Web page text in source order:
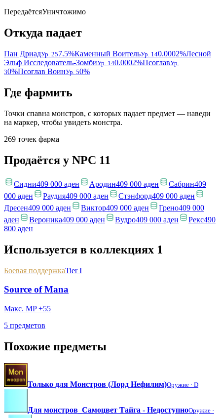
ПередаётсяУничтожимо
Откуда падает
Пан ДриадУр. 257.5%Каменный ВоительУр. 140.0002%Лесной
Эльф Исследователь-ЗомбиУр. 140.0002%ПсоглавУр.
30%Псоглав ВоинУр. 50%
Где фармить
Точки спавна монстров, с которых падает предмет — наведи
на маркер, чтобы увидеть монстра.
269 точек фарма
Продаётся у NPC 11
Сидни409 000 аден Ародин409 000 аден Сабрин409
000 аден
Раудия409 000 аден Стэнфорд409 000 аден
Дресен409 000 аден Виктор409 000 аден Грено409 000
аден
Вероника409 000 аден Вудро409 000 аден Рекс490
800 аден
Используется в коллекциях 1
Боевая поддержкаTier I
Source of Mana
Макс. MP +55
5 предметов
Похожие предметы
Только для Монстров (Лорд Нефилим)Оружие · D
Для монстров_Самоцвет Тайга - НедоступноОружие ·